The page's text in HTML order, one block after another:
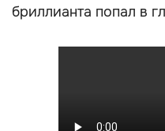
бриллианта попал в